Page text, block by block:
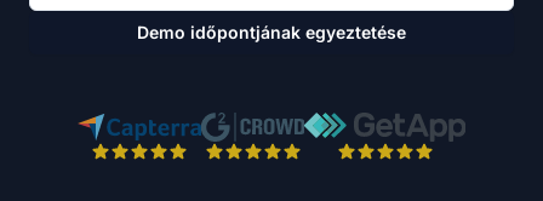
Demo időpontjának egyeztetése